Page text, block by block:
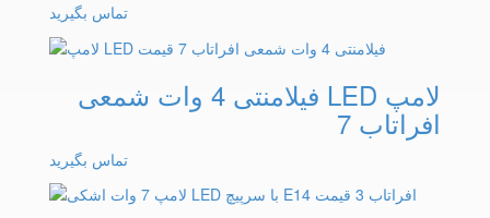
تماس بگیرید
لامپ LED فیلامنتی 4 وات شمعی
افراتاب 7
تماس بگیرید